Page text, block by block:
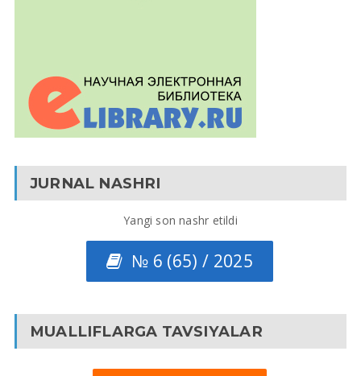
JURNAL NASHRI
Yangi son nashr etildi
№ 6 (65) / 2025
MUALLIFLARGA TAVSIYALAR